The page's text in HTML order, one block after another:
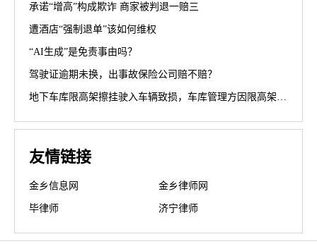
承诺“增高”构成欺诈 商家被判退一赔三
遭酒店“强制退单”该如何维权
“AI生成”是免责事由吗？
驾驶证逾期未换，出事故保险公司赔不赔？
友情链接
金乡信息网 金乡律师网
毕律师 济宁律师